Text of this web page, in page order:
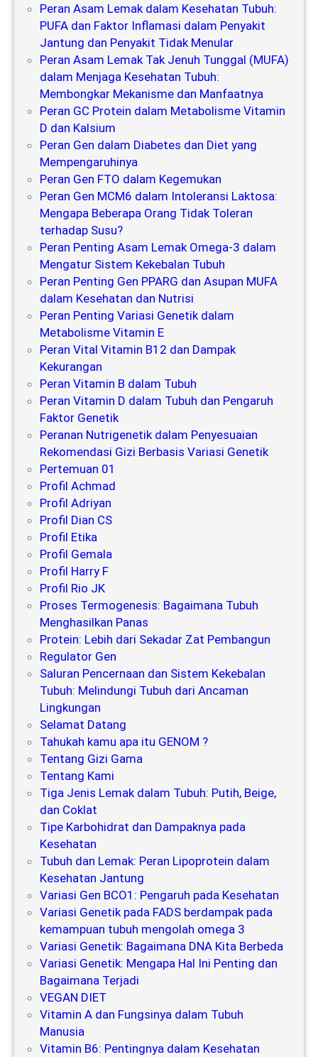
Peran Asam Lemak dalam Kesehatan Tubuh:
PUFA dan Faktor Inflamasi dalam Penyakit
Jantung dan Penyakit Tidak Menular
Peran Asam Lemak Tak Jenuh Tunggal (MUFA)
dalam Menjaga Kesehatan Tubuh:
Membongkar Mekanisme dan Manfaatnya
Peran GC Protein dalam Metabolisme Vitamin
D dan Kalsium
Peran Gen dalam Diabetes dan Diet yang
Mempengaruhinya
Peran Gen FTO dalam Kegemukan
Peran Gen MCM6 dalam Intoleransi Laktosa:
Mengapa Beberapa Orang Tidak Toleran
terhadap Susu?
Peran Penting Asam Lemak Omega-3 dalam
Mengatur Sistem Kekebalan Tubuh
Peran Penting Gen PPARG dan Asupan MUFA
dalam Kesehatan dan Nutrisi
Peran Penting Variasi Genetik dalam
Metabolisme Vitamin E
Peran Vital Vitamin B12 dan Dampak
Kekurangan
Peran Vitamin B dalam Tubuh
Peran Vitamin D dalam Tubuh dan Pengaruh
Faktor Genetik
Peranan Nutrigenetik dalam Penyesuaian
Rekomendasi Gizi Berbasis Variasi Genetik
Pertemuan 01
Profil Achmad
Profil Adriyan
Profil Dian CS
Profil Etika
Profil Gemala
Profil Harry F
Profil Rio JK
Proses Termogenesis: Bagaimana Tubuh
Menghasilkan Panas
Protein: Lebih dari Sekadar Zat Pembangun
Regulator Gen
Saluran Pencernaan dan Sistem Kekebalan
Tubuh: Melindungi Tubuh dari Ancaman
Lingkungan
Selamat Datang
Tahukah kamu apa itu GENOM ?
Tentang Gizi Gama
Tentang Kami
Tiga Jenis Lemak dalam Tubuh: Putih, Beige,
dan Coklat
Tipe Karbohidrat dan Dampaknya pada
Kesehatan
Tubuh dan Lemak: Peran Lipoprotein dalam
Kesehatan Jantung
Variasi Gen BCO1: Pengaruh pada Kesehatan
Variasi Genetik pada FADS berdampak pada
kemampuan tubuh mengolah omega 3
Variasi Genetik: Bagaimana DNA Kita Berbeda
Variasi Genetik: Mengapa Hal Ini Penting dan
Bagaimana Terjadi
VEGAN DIET
Vitamin A dan Fungsinya dalam Tubuh
Manusia
Vitamin B6: Pentingnya dalam Kesehatan